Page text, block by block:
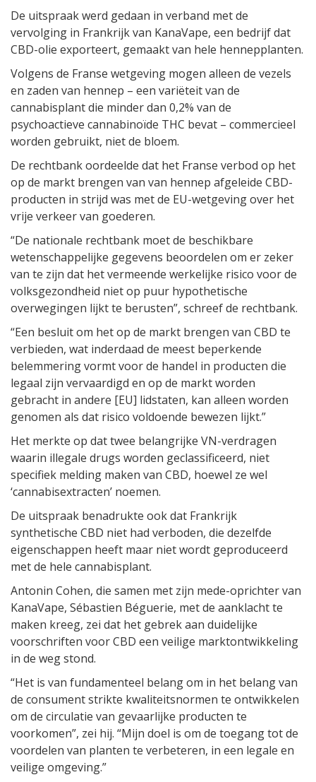
De uitspraak werd gedaan in verband met de
vervolging in Frankrijk van KanaVape, een bedrijf dat
CBD-olie exporteert, gemaakt van hele hennepplanten.
Volgens de Franse wetgeving mogen alleen de vezels
en zaden van hennep – een variëteit van de
cannabisplant die minder dan 0,2% van de
psychoactieve cannabinoïde THC bevat – commercieel
worden gebruikt, niet de bloem.
De rechtbank oordeelde dat het Franse verbod op het
op de markt brengen van van hennep afgeleide CBD-
producten in strijd was met de EU-wetgeving over het
vrije verkeer van goederen.
“De nationale rechtbank moet de beschikbare
wetenschappelijke gegevens beoordelen om er zeker
van te zijn dat het vermeende werkelijke risico voor de
volksgezondheid niet op puur hypothetische
overwegingen lijkt te berusten”, schreef de rechtbank.
“Een besluit om het op de markt brengen van CBD te
verbieden, wat inderdaad de meest beperkende
belemmering vormt voor de handel in producten die
legaal zijn vervaardigd en op de markt worden
gebracht in andere [EU] lidstaten, kan alleen worden
genomen als dat risico voldoende bewezen lijkt.”
Het merkte op dat twee belangrijke VN-verdragen
waarin illegale drugs worden geclassificeerd, niet
specifiek melding maken van CBD, hoewel ze wel
‘cannabisextracten’ noemen.
De uitspraak benadrukte ook dat Frankrijk
synthetische CBD niet had verboden, die dezelfde
eigenschappen heeft maar niet wordt geproduceerd
met de hele cannabisplant.
Antonin Cohen, die samen met zijn mede-oprichter van
KanaVape, Sébastien Béguerie, met de aanklacht te
maken kreeg, zei dat het gebrek aan duidelijke
voorschriften voor CBD een veilige marktontwikkeling
in de weg stond.
“Het is van fundamenteel belang om in het belang van
de consument strikte kwaliteitsnormen te ontwikkelen
om de circulatie van gevaarlijke producten te
voorkomen”, zei hij. “Mijn doel is om de toegang tot de
voordelen van planten te verbeteren, in een legale en
veilige omgeving.”